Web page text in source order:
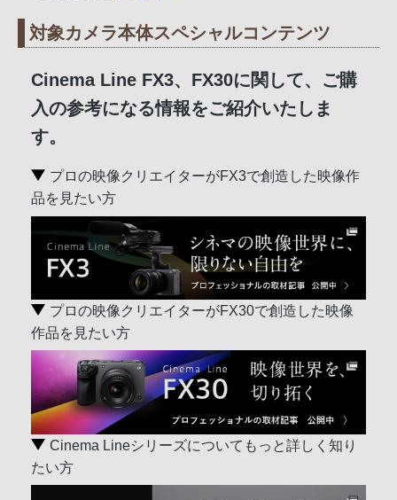
対象カメラ本体スペシャルコンテンツ
Cinema Line FX3、FX30に関して、ご購
入の参考になる情報をご紹介いたしま
す。
プロの映像クリエイターがFX3で創造した映像作
品を見たい方
プロの映像クリエイターがFX30で創造した映像
作品を見たい方
Cinema Lineシリーズについてもっと詳しく知り
たい方